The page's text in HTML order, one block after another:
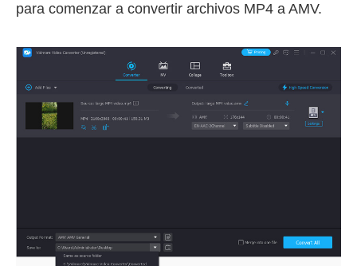
para comenzar a convertir archivos MP4 a AMV.